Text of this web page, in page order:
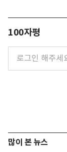
100자평
많이 본 뉴스